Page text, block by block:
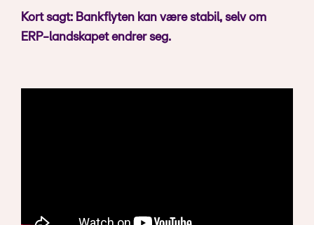
Kort sagt: Bankflyten kan være stabil, selv om
ERP-landskapet endrer seg.